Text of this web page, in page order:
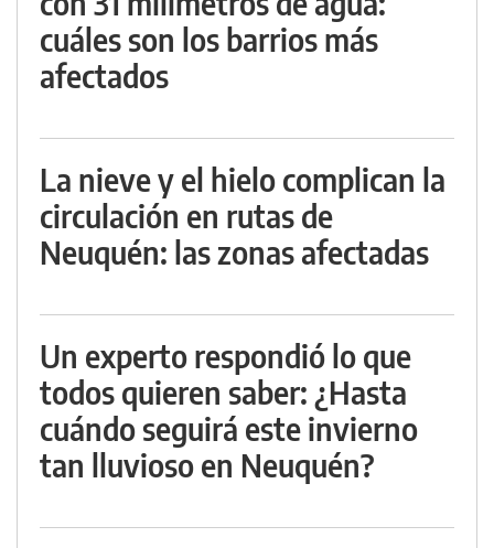
cuáles son los barrios más
afectados
La nieve y el hielo complican la
circulación en rutas de
Neuquén: las zonas afectadas
Un experto respondió lo que
todos quieren saber: ¿Hasta
cuándo seguirá este invierno
tan lluvioso en Neuquén?